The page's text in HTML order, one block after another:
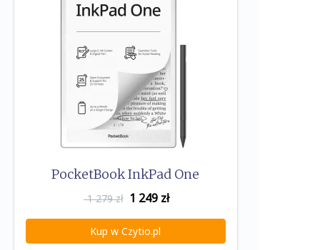
PocketBook InkPad One
1 279 zł 1 249 zł
Kup w Czytio.pl